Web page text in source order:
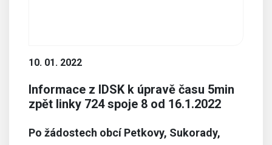
10. 01. 2022
Informace z IDSK k úpravě času 5min
zpět linky 724 spoje 8 od 16.1.2022
Po žádostech obcí Petkovy, Sukorady,